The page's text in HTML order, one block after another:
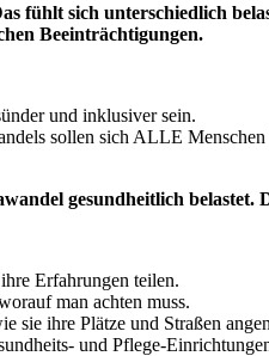
fühlt sich unterschiedlich
Beeinträchtigungen.
und inklusiver sein.
sollen sich ALLE
gesundheitlich
Erfahrungen teilen.
man achten muss.
sie ihre Plätze und Straßen
und Pflege-